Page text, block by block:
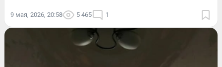
9 мая, 2026, 20:58 5 465 1